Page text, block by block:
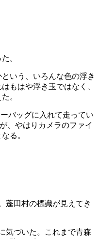
。
いう、いろんな色の浮き
もはや浮き玉ではなく、
。
バッグに入れて走ってい
、やはりカメラのファイ
る。
蓬田村の標識が見えてき
気づいた。これまで青森